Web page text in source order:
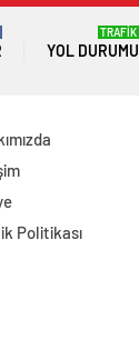
YOL DURUMU
TRAFİK
Politikası